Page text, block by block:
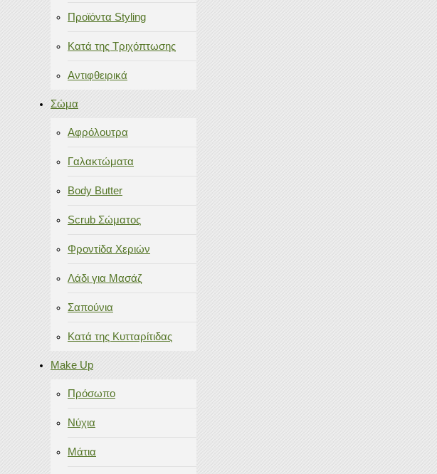
Προϊόντα Styling
Κατά της Τριχόπτωσης
Αντιφθειρικά
Σώμα
Αφρόλουτρα
Γαλακτώματα
Body Butter
Scrub Σώματος
Φροντίδα Χεριών
Λάδι για Μασάζ
Σαπούνια
Κατά της Κυτταρίτιδας
Make Up
Πρόσωπο
Νύχια
Μάτια